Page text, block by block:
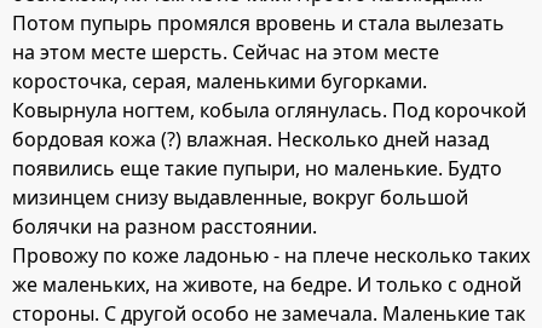
Потом пупырь промялся вровень и стала вылезать
на этом месте шерсть. Сейчас на этом месте
коросточка, серая, маленькими бугорками.
Ковырнула ногтем, кобыла оглянулась. Под корочкой
бордовая кожа (?) влажная. Несколько дней назад
появились еще такие пупыри, но маленькие. Будто
мизинцем снизу выдавленные, вокруг большой
болячки на разном расстоянии.
Провожу по коже ладонью - на плече несколько таких
же маленьких, на животе, на бедре. И только с одной
стороны. С другой особо не замечала. Маленькие так